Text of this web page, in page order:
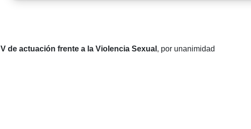
de actuación frente a la Violencia Sexual , por unanimidad